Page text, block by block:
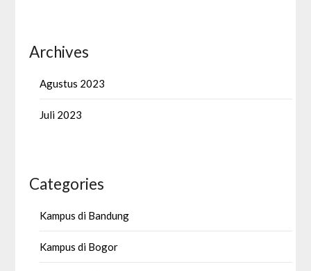
Archives
Agustus 2023
Juli 2023
Categories
Kampus di Bandung
Kampus di Bogor